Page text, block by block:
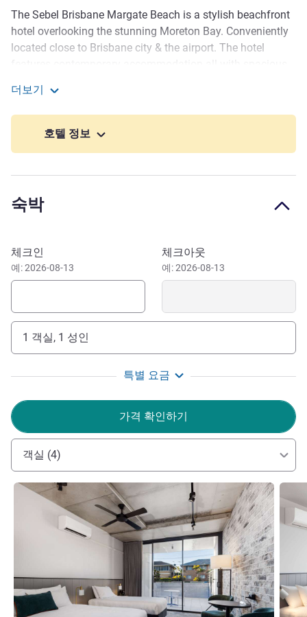
호텔설명
The Sebel Brisbane Margate Beach is a stylish beachfront
hotel overlooking the stunning Moreton Bay. Conveniently
located close to Brisbane city & the airport. The hotel
rooftop pool and bar or enjoy a meal at Sunny's Margate
Beach Bar & Bistro on the waterfront. The perfect choice
for business and leisure travelers. (Rooftop bar is 18+
Located on the waterfront at Margate Beach on Redcliffe's
and stunning views over Moreton Bay from our rooftop
business traveller's, convenient to North Lakes, Brendale
and Brisbane CBD, with secure parking and only 30 mins
available.
Welcome to The Sebel Brisbane Margate Beach, if we
can do anything to make your stay with us more pleasant,
team. We look forward to welcoming you to beautiful
Margate Beach.
Kathryn Dearing 호텔 관리
더보기
호텔 정보
숙박
이 호텔 예약하기
체크인
예: 2026-08-13
체크아웃
예: 2026-08-13
1 객실, 1 성인
특별 요금
가격 확인하기
객실 (4)
세부 정보 보기 세부